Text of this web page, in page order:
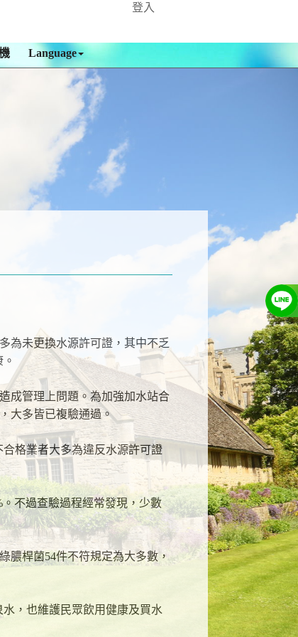
登入
Language
為未更換水源許可證，其中不乏
成管理上問題。為加強加水站合
大多皆已複驗通過。
格業者大多為違反水源許可證
不過查驗過程經常發現，少數
膿桿菌54件不符規定為大多數，
，也維護民眾飲用健康及買水